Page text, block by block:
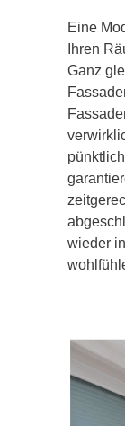
Eine
Ihren
Ganz
wieder